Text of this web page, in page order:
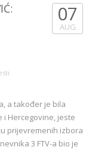
07
AUG
a također je bila
Hercegovine, jeste
prijevremenih izbora
3 FTV-a bio je